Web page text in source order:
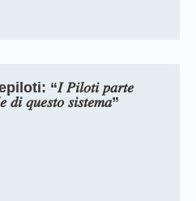
“𝐼 𝑃𝑖𝑙𝑜𝑡𝑖 𝑝𝑎𝑟𝑡𝑒
𝑑𝑖 𝑞𝑢𝑒𝑠𝑡𝑜 𝑠𝑖𝑠𝑡𝑒𝑚𝑎”